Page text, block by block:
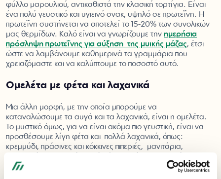
φύλλο μαρουλιού, αντικαθιστά την κλασική τορτίγια. Είναι
ένα πολύ γευστικό και υγιεινό σνακ, υψηλό σε πρωτεΐνη. Η
πρωτεΐνη συστήνεται να αποτελεί το 15-20% των συνολικών
μας θερμίδων. Καλό είναι να γνωρίζουμε την ημερήσια
πρόσληψη πρωτεΐνης για αύξηση της μυϊκής μάζας, έτσι
ώστε να λαμβάνουμε καθημερινά τα γραμμάρια που
χρειαζόμαστε και να καλύπτουμε το ποσοστό αυτό.
Ομελέτα με φέτα και λαχανικά
Μια άλλη μορφή, με την οποία μπορούμε να
καταναλώσουμε τα αυγά και τα λαχανικά, είναι η ομελέτα.
Το μυστικό όμως, για να είναι ακόμα πιο γευστική, είναι να
προσθέσουμε λίγη φέτα και πολλά λαχανικά, όπως:
κρεμμύδι, πράσινες και κόκκινες πιπεριές, μανιτάρια,
αναμειχθούν με τα αυγά, θα έχουμε μια ομελέτα, η οποία θα